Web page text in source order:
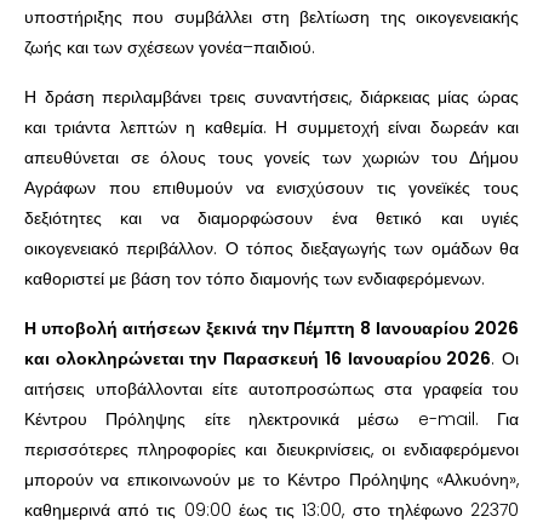
υποστήριξης που συμβάλλει στη βελτίωση της οικογενειακής
ζωής και των σχέσεων γονέα–παιδιού.
Η δράση περιλαμβάνει τρεις συναντήσεις, διάρκειας μίας ώρας
και τριάντα λεπτών η καθεμία. Η συμμετοχή είναι δωρεάν και
απευθύνεται σε όλους τους γονείς των χωριών του Δήμου
Αγράφων που επιθυμούν να ενισχύσουν τις γονεϊκές τους
δεξιότητες και να διαμορφώσουν ένα θετικό και υγιές
οικογενειακό περιβάλλον. Ο τόπος διεξαγωγής των ομάδων θα
καθοριστεί με βάση τον τόπο διαμονής των ενδιαφερόμενων.
Η υποβολή αιτήσεων ξεκινά την Πέμπτη 8 Ιανουαρίου 2026
και ολοκληρώνεται την Παρασκευή 16 Ιανουαρίου 2026. Οι
αιτήσεις υποβάλλονται είτε αυτοπροσώπως στα γραφεία του
Κέντρου Πρόληψης είτε ηλεκτρονικά μέσω e-mail. Για
περισσότερες πληροφορίες και διευκρινίσεις, οι ενδιαφερόμενοι
μπορούν να επικοινωνούν με το Κέντρο Πρόληψης «Αλκυόνη»,
καθημερινά από τις 09:00 έως τις 13:00, στο τηλέφωνο 22370